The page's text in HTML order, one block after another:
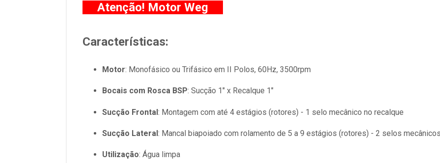
Atenção! Motor Weg
Características:
Motor: Monofásico ou Trifásico em II Polos, 60Hz, 3500rpm
Bocais com Rosca BSP: Sucção 1" x Recalque 1"
Sucção Frontal: Montagem com até 4 estágios (rotores) - 1 selo mecânico no recalque
Sucção Lateral: Mancal biapoiado com rolamento de 5 a 9 estágios (rotores) - 2 selos
Utilização: Água limpa